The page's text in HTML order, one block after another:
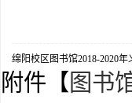
绵阳校区图书馆2018-2020
附件【 图书